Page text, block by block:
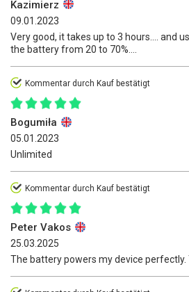
Kazimierz
09.01.2023
Very good, it takes up to 3 hours.... and
the battery from 20 to 70%....
Kommentar durch Kauf bestätigt
Bogumiła
05.01.2023
Unlimited
Kommentar durch Kauf bestätigt
Peter Vakos
25.03.2025
The battery powers my device